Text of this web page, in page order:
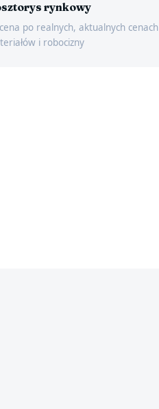
rynkowy
po realnych, aktualnych cenach
i robocizny